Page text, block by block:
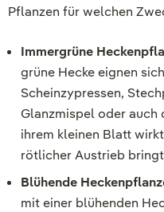
Pflanzen für welchen
Immergrüne
grüne Hecke eignen
Scheinzypressen,
Glanzmispel oder auch
ihrem kleinen Blatt
rötlicher Austrieb
Blühende
mit einer blühenden